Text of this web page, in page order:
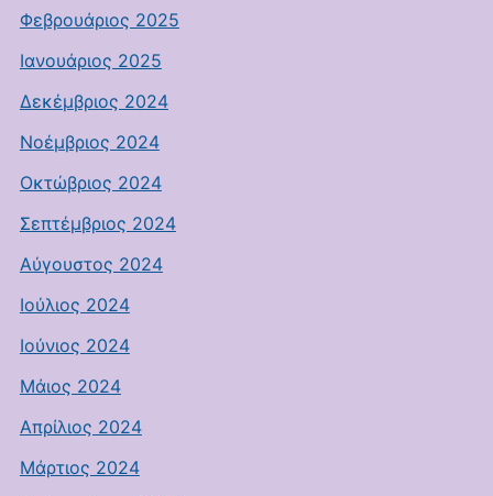
Φεβρουάριος 2025
Ιανουάριος 2025
Δεκέμβριος 2024
Νοέμβριος 2024
Οκτώβριος 2024
Σεπτέμβριος 2024
Αύγουστος 2024
Ιούλιος 2024
Ιούνιος 2024
Μάιος 2024
Απρίλιος 2024
Μάρτιος 2024